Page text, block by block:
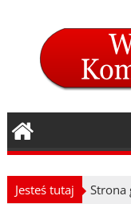
Jesteś tutaj Strona